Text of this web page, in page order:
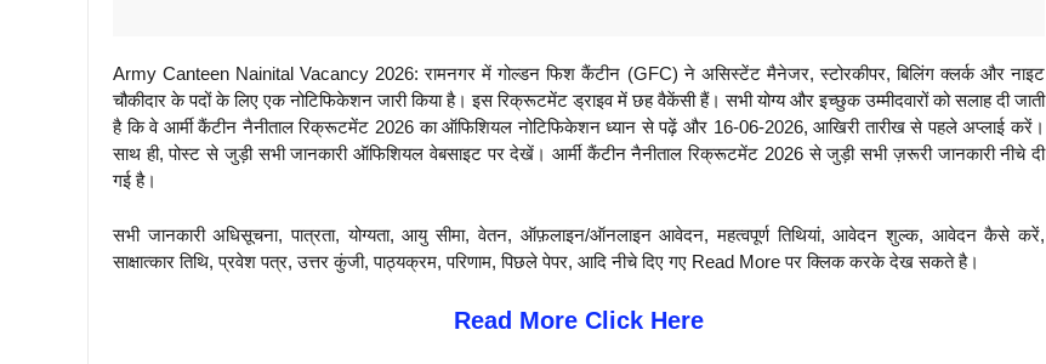
Army Canteen Nainital Vacancy 2026: रामनगर में गोल्डन फिश कैंटीन (GFC) ने असिस्टेंट मैनेजर, स्टोरकीपर, बिलिंग क्लर्क और नाइट
चौकीदार के पदों के लिए एक नोटिफिकेशन जारी किया है। इस रिक्रूटमेंट ड्राइव में छह वैकेंसी हैं। सभी योग्य और इच्छुक उम्मीदवारों को सलाह दी जाती
है कि वे आर्मी कैंटीन नैनीताल रिक्रूटमेंट 2026 का ऑफिशियल नोटिफिकेशन ध्यान से पढ़ें और 16-06-2026, आखिरी तारीख से पहले अप्लाई करें।
साथ ही, पोस्ट से जुड़ी सभी जानकारी ऑफिशियल वेबसाइट पर देखें। आर्मी कैंटीन नैनीताल रिक्रूटमेंट 2026 से जुड़ी सभी ज़रूरी जानकारी नीचे दी
गई है।
सभी जानकारी अधिसूचना, पात्रता, योग्यता, आयु सीमा, वेतन, ऑफ़लाइन/ऑनलाइन आवेदन, महत्वपूर्ण तिथियां, आवेदन शुल्क, आवेदन कैसे करें,
साक्षात्कार तिथि, प्रवेश पत्र, उत्तर कुंजी, पाठ्यक्रम, परिणाम, पिछले पेपर, आदि नीचे दिए गए Read More पर क्लिक करके देख सकते है।
Read More Click Here